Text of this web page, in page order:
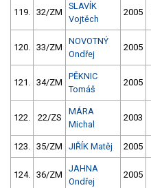
119. 32/ZM
SLAVÍK
Vojtěch
2005
120. 33/ZM
NOVOTNÝ
Ondřej
2005
121. 34/ZM
PĚKNIC
Tomáš
2005
122. 22/ZS
MÁRA
Michal
2003
123. 35/ZM JIŘÍK Matěj 2005
124. 36/ZM
JAHNA
Ondřej
2005